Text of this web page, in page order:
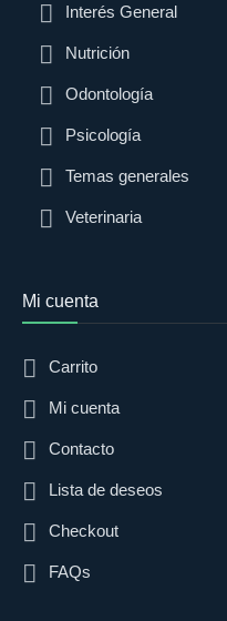
Interés General
Nutrición
Odontología
Psicología
Temas generales
Veterinaria
Mi cuenta
Carrito
Mi cuenta
Contacto
Lista de deseos
Checkout
FAQs